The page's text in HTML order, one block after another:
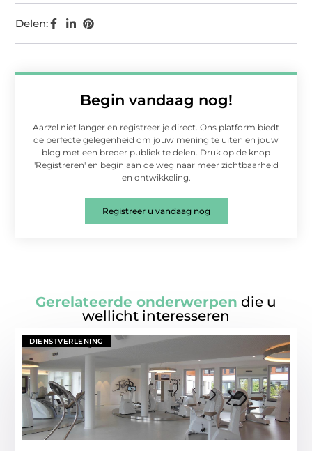
Begin vandaag nog!
Aarzel niet langer en registreer je direct. Ons platform biedt
de perfecte gelegenheid om jouw mening te uiten en jouw
blog met een breder publiek te delen. Druk op de knop
'Registreren' en begin aan de weg naar meer zichtbaarheid
en ontwikkeling.
Registreer u vandaag nog
Delen:
Gerelateerde onderwerpen die u
wellicht interesseren
DIENSTVERLENING